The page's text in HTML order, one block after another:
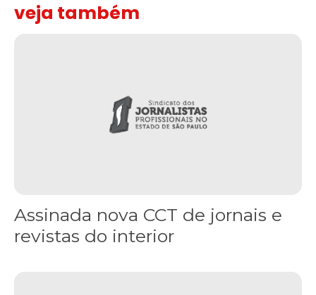
veja também
Assinada nova CCT de jornais e
revistas do interior